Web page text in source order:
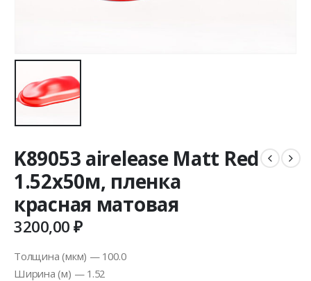
K89053 airelease Matt Red
1.52х50м, пленка
красная матовая
3200,00₽
Толщина (мкм) — 100.0
Ширина (м) — 1.52